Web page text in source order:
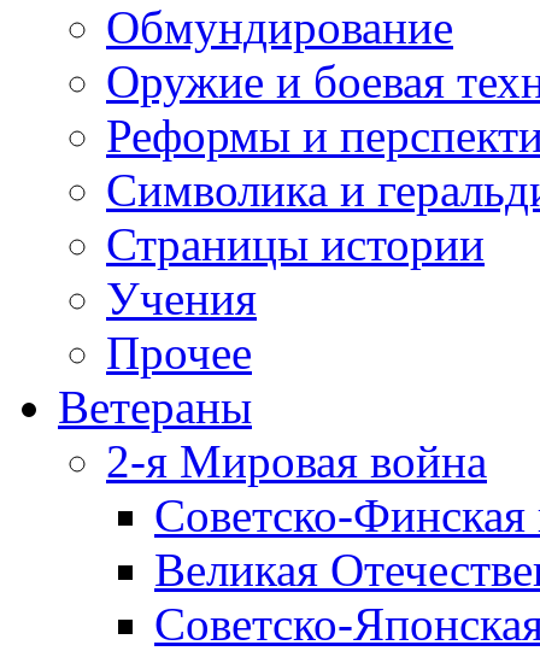
Обмундирование
Оружие и боевая
Реформы и
Символика и
Страницы истории
Учения
Прочее
Ветераны
2-я Мировая война
Советско-
Великая
Советско-